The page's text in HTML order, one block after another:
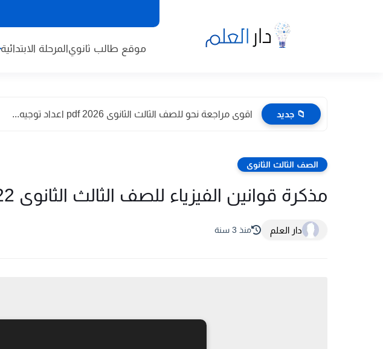
موقع طالب ثانويالمرحلة الابتدائية
📁 جديد اقوى مراجعة نحو للصف الثالث الثانوى 2026 pdf اعداد توجيه...
الصف الثالث الثانوى
مذكرة قوانين الفيزياء للصف الثالث الثانوى 2022
دار العلم منذ 3 سنة